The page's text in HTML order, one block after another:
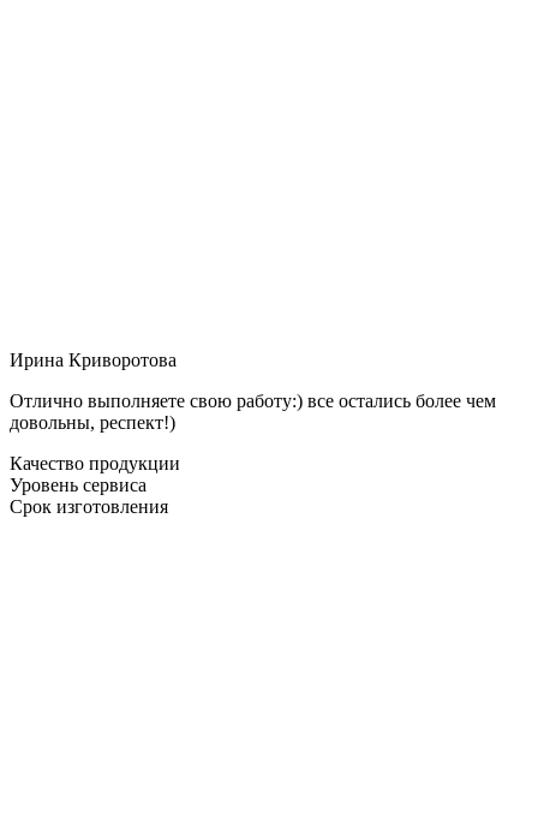
Ирина Криворотова
Отлично выполняете свою работу:) все остались более чем
довольны, респект!)
Качество продукции
Уровень сервиса
Срок изготовления